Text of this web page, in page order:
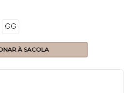
GG
À SACOLA